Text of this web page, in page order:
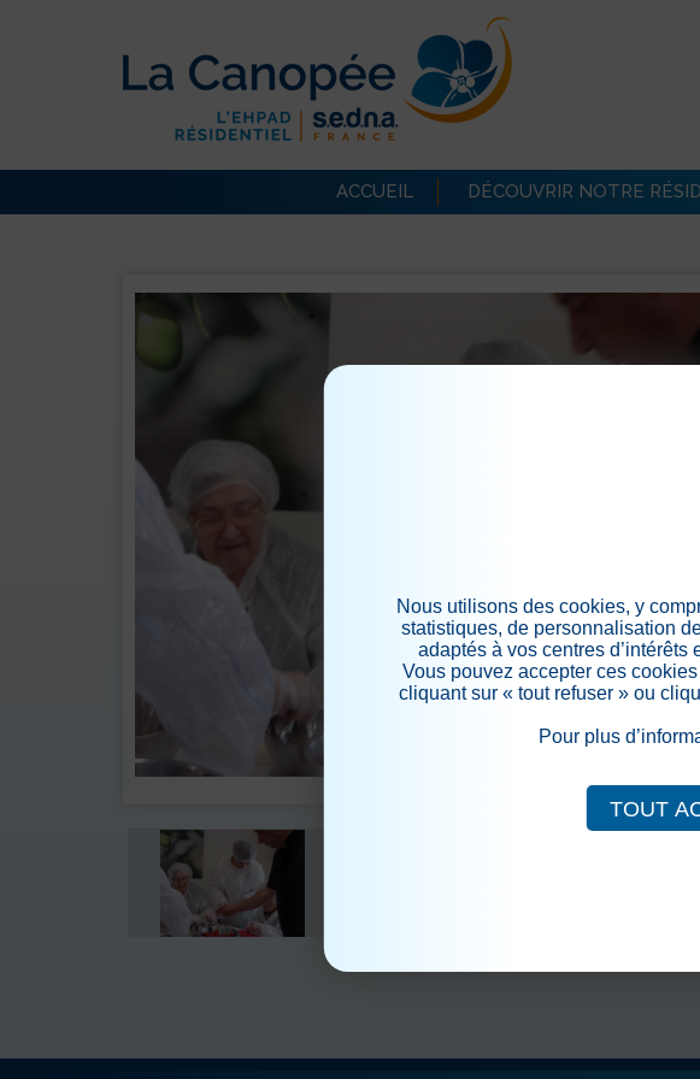
ACCUEIL DÉCOUVRIR NOTRE
Nous utilisons des cookies, y
statistiques, de personnalisation
adaptés à vos centres
Vous pouvez accepter ces
cliquant sur « tout refuser » ou
Pour plus
TOUT